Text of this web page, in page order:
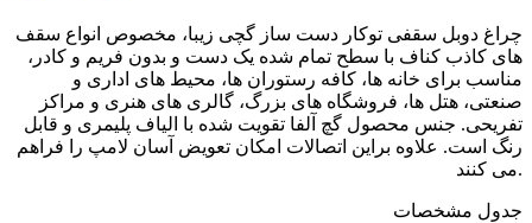
چراغ دوبل سقفی توکار دست ساز گچی زیبا، مخصوص انواع سقف
های کاذب کناف با سطح تمام شده یک دست و بدون فریم و کادر،
مناسب برای خانه ها، کافه رستوران ها، محیط های اداری و
صنعتی، هتل ها، فروشگاه های بزرگ، گالری های هنری و مراکز
تفریحی. جنس محصول گچ آلفا تقویت شده با الیاف پلیمری و قابل
رنگ است. علاوه براین اتصالات امکان تعویض آسان لامپ را فراهم
می کنند.
جدول مشخصات